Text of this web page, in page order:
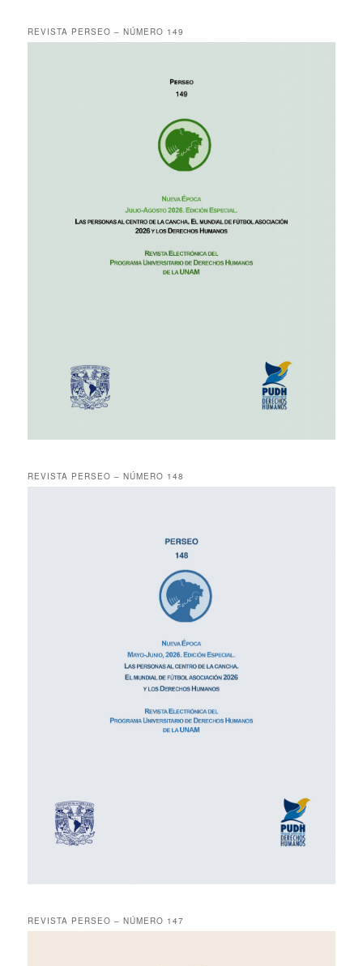
REVISTA PERSEO – NÚMERO 149
REVISTA PERSEO – NÚMERO 148
REVISTA PERSEO – NÚMERO 147